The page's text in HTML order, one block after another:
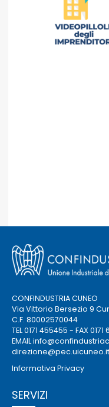
CONFINDUSTRIA CUNEO
Via Vittorio Bersezio 9
C.F. 80002570044
TEL 0171 455455 - FAX
EMAIL
direzione@pec.uicuneo.it
Informativa Privacy
SERVIZI